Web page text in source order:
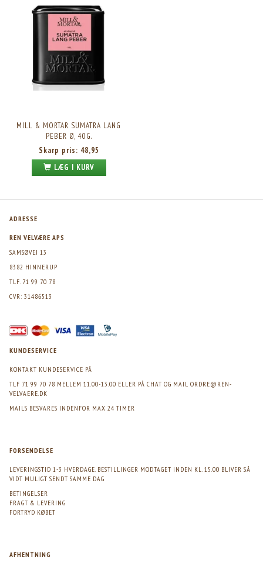
MILL & MORTAR SUMATRA LANG
PEBER Ø, 40G.
Skarp pris: 48,95
LÆG I KURV
ADRESSE
REN VELVÆRE APS
SAMSØVEJ 13
8382 HINNERUP
TLF. 71 99 70 78
CVR: 31486513
KUNDESERVICE
KONTAKT KUNDESERVICE PÅ
TLF 71 99 70 78 MELLEM 11.00-13.00 ELLER PÅ CHAT OG MAIL ORDRE@REN-
VELVAERE.DK
MAILS BESVARES INDENFOR MAX 24 TIMER
FORSENDELSE
LEVERINGSTID 1-3 HVERDAGE. BESTILLINGER MODTAGET INDEN KL. 15.00 BLIVER SÅ
VIDT MULIGT SENDT SAMME DAG
BETINGELSER
FRAGT & LEVERING
FORTRYD KØBET
AFHENTNING